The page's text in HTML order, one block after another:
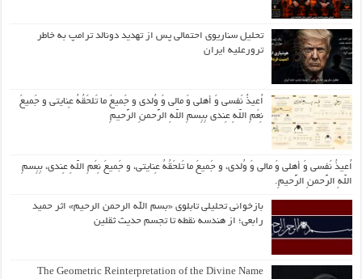
تحلیل سناریوی احتمالی پس از تهدید دونالد ترامپ به خاطر
ترورعلیه ایران
اُعیذُ نَفسی وَ أهلی وَ مالی وَ وُلدی و جَمیعَ ما تَلحَقُهُ عِنایتی و جَمیعَ
نِعَمِ اللّهِ عِندی بِبِسمِ اللّهِ الرَّحمنِ الرَّحیمِ
اُعیذُ نَفسی وَ أهلی وَ مالی وَ وُلدی، و جَمیعَ ما تَلحَقُهُ عِنایتی، و جَمیعَ نِعَمِ اللّهِ عِندی، بِبِسمِ
اللّهِ الرَّحمنِ الرَّحیمِ.
بازخوانی تحلیلی تابلوی «بسم الله الرحمن الرحیم» اثر حمید
رابعی؛ از هندسه نقطه تا تجسم حدیث ثقلین
The Geometric Reinterpretation of the Divine Name